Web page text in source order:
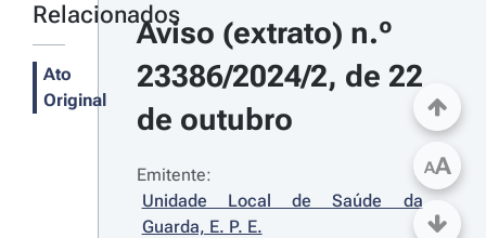
Relacionados
Ato
Original
Aviso (extrato) n.º
23386/2024/2, de 22
de outubro
Emitente:
Unidade Local de Saúde da
Guarda, E. P. E.
AA